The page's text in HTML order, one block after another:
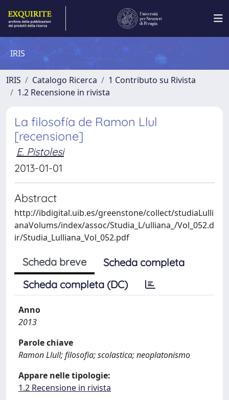
IRIS
IRIS Catalogo Ricerca
1 Contributo su Rivista
1.2 Recensione in rivista
La filosofía de Ramon Llul
[recensione]
E. Pistolesi
2013-01-01
Abstract
http://ibdigital.uib.es/greenstone/collect/studiaLulli
anaVolums/index/assoc/Studia_L/ulliana_/Vol_052.d
ir/Studia_Lulliana_Vol_052.pdf
Scheda breve
Scheda completa
Scheda completa (DC)
Anno
2013
Parole chiave
Ramon Llull; filosofia; scolastica; neoplatonismo
Appare nelle tipologie:
1.2 Recensione in rivista